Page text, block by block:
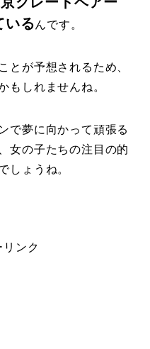
いるんです。
とが予想されるため、
もしれませんね。
で夢に向かって頑張る
女の子たちの注目の的
しょうね。
リンク